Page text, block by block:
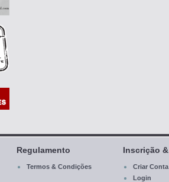
Regulamento
Termos & Condições
Inscrição
Criar Conta
Login